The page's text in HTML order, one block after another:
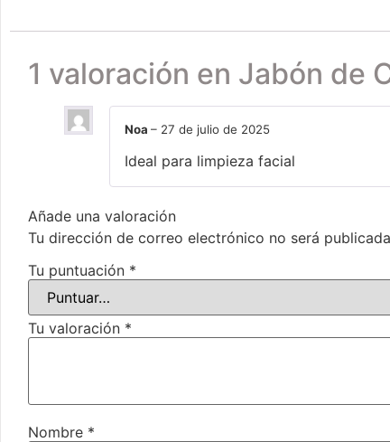
1 valoración en Jabón de
Noa – 27 de julio de 2025
Ideal para limpieza facial
Añade una valoración
Tu dirección de correo electrónico no será
Tu puntuación *
Tu valoración *
Nombre *